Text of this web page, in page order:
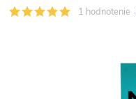
1 hodnotenie